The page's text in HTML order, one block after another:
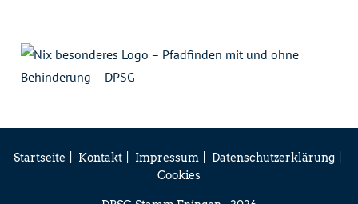
Startseite Kontakt Impressum
Datenschutzerklärung
Cookies